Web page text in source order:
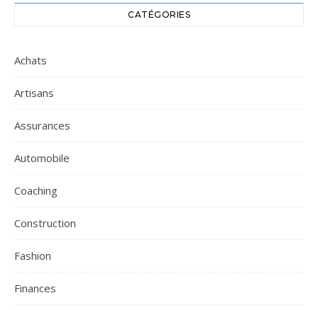
CATÉGORIES
Achats
Artisans
Assurances
Automobile
Coaching
Construction
Fashion
Finances